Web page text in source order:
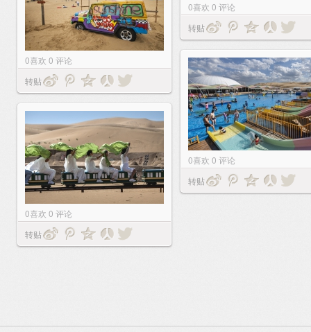
0喜欢 0 评论
转贴
0喜欢 0 评论
转贴
0喜欢 0 评论
转贴
0喜欢 0 评论
转贴